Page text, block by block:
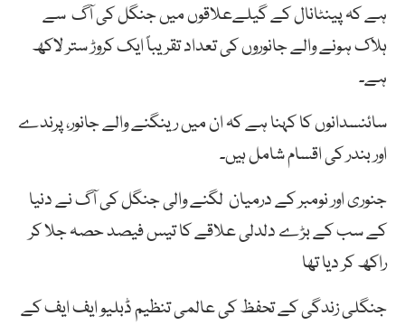
ہے کہ پینٹانال کے گیلےعلاقوں میں جنگل کی آگ سے
ہلاک ہونے والے جانوروں کی تعداد تقریباً ایک کروڑ ستر لاکھ
ہے۔
سائنسدانوں کا کہنا ہے کہ ان میں رینگنے والے جانور، پرندے
اور بندر کی اقسام شامل ہیں۔
جنوری اور نومبر کے درمیان لگنے والی جنگل کی آگ نے دنیا
کے سب کے بڑے دلدلی علاقے کا تیس فیصد حصہ جلا کر
راکھ کر دیا تھا
جنگلی زندگی کے تحفظ کی عالمی تنظیم ڈبلیو ایف ایف کے